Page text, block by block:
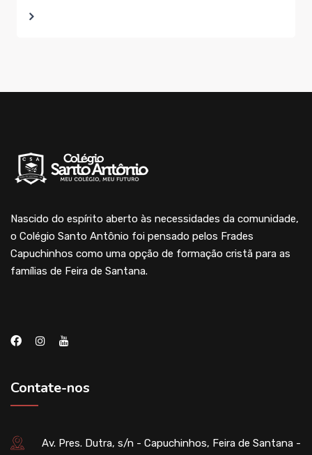
Nascido do espírito aberto às necessidades da comunidade,
o Colégio Santo Antônio foi pensado pelos Frades
Capuchinhos como uma opção de formação cristã para as
famílias de Feira de Santana.
Contate-nos
Av. Pres. Dutra, s/n - Capuchinhos, Feira de Santana -